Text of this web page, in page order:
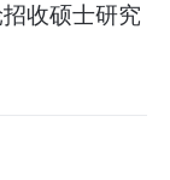
收硕士研究